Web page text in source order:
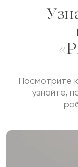
Посмотрите
узнайте,